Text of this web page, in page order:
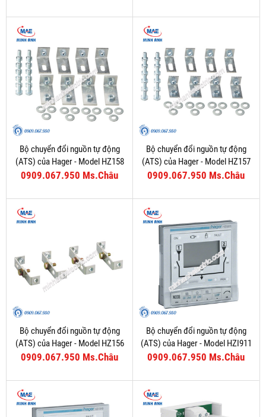
Bộ chuyển đổi nguồn tự động
(ATS) của Hager - Model HZ158
0909.067.950 Ms.Châu
Bộ chuyển đổi nguồn tự động
(ATS) của Hager - Model HZ157
0909.067.950 Ms.Châu
Bộ chuyển đổi nguồn tự động
(ATS) của Hager - Model HZ156
0909.067.950 Ms.Châu
Bộ chuyển đổi nguồn tự động
(ATS) của Hager - Model HZI911
0909.067.950 Ms.Châu